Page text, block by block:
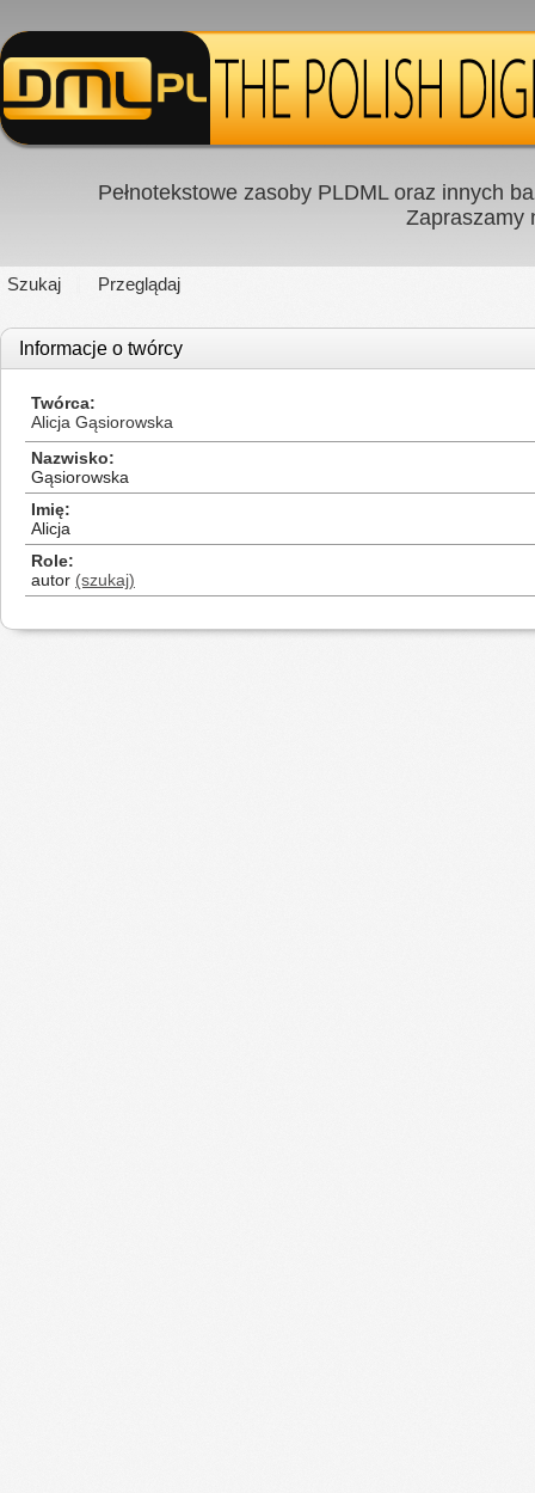
Pełnotekstowe zasoby PLDML oraz innych
Zapraszamy
Szukaj Przeglądaj
Informacje o twórcy
Twórca
Alicja Gąsiorowska
Nazwisko
Gąsiorowska
Imię
Alicja
Role
autor (szukaj)